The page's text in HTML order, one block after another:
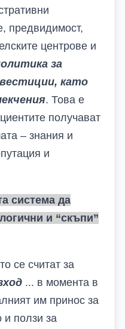
предвидимост,
центрове и
за
като
. Това е
получават
– знания и
и
система да
и “скъпи”
се считат за
... в момента в
им принос за
и ползи за